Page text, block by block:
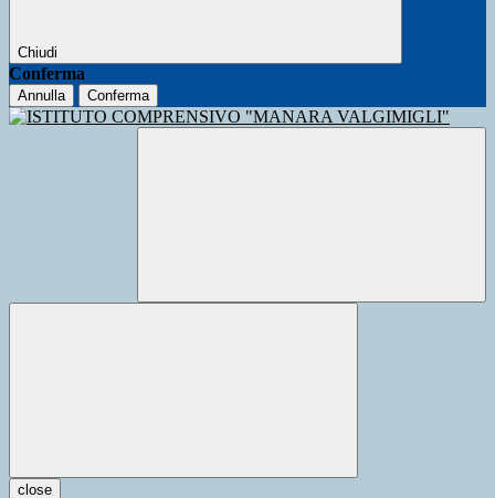
Chiudi
Conferma
Annulla Conferma
close